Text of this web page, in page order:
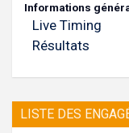
Informations
Live Timing
Résultats
LISTE DES